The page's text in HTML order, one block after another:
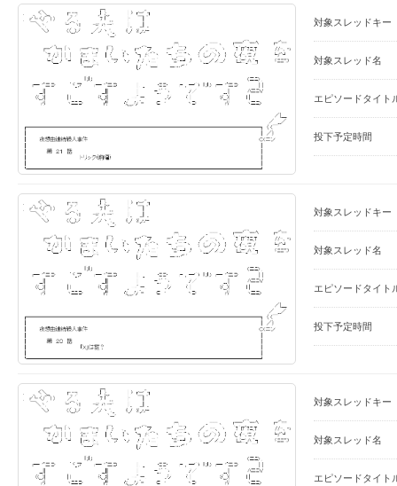
対象スレッドキー
対象スレッド名
エピソードタイト
投下予定時間
対象スレッドキー
対象スレッド名
エピソードタイト
投下予定時間
対象スレッドキー
対象スレッド名
エピソードタイト